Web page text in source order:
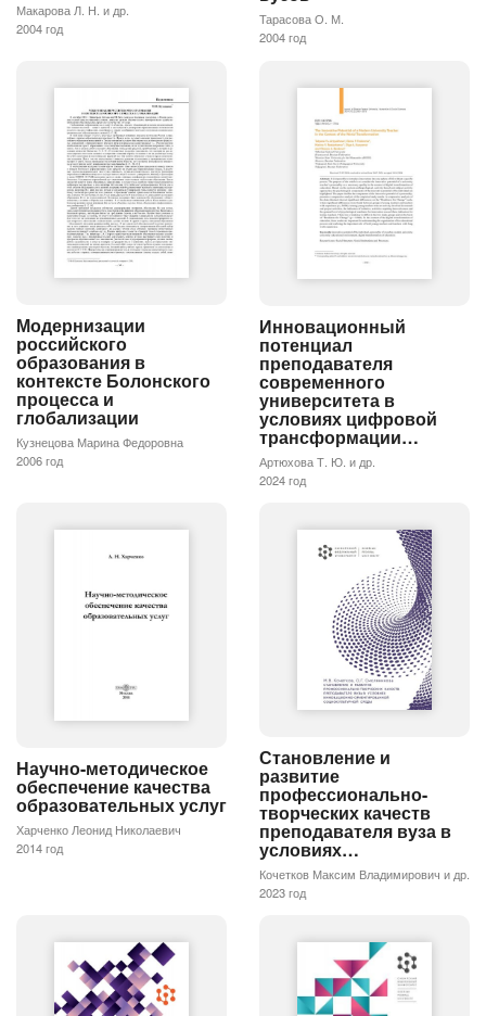
Макарова Л. Н. и др.
2004 год
Тарасова О. М.
2004 год
Модернизации
российского
образования в
контексте Болонского
процесса и
глобализации
Кузнецова Марина Федоровна
2006 год
Инновационный
потенциал
преподавателя
современного
университета в
условиях цифровой
трансформации…
Артюхова Т. Ю. и др.
2024 год
Научно-методическое
обеспечение качества
образовательных услуг
Харченко Леонид Николаевич
2014 год
Становление и
развитие
профессионально-
творческих качеств
преподавателя вуза в
условиях…
Кочетков Максим Владимирович и др.
2023 год